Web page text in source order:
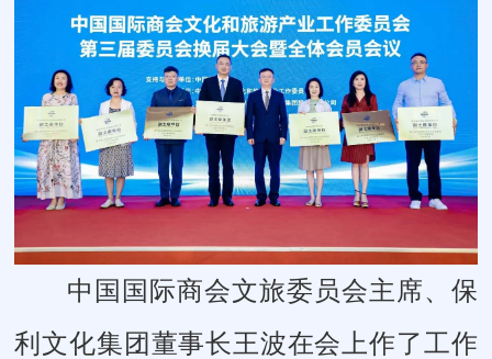
中国国际商会文旅委员会主席、保
利文化集团董事长王波在会上作了工作